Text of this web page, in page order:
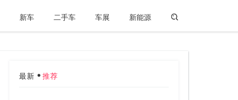
新车 二手车 车展 新能源
最新 推荐